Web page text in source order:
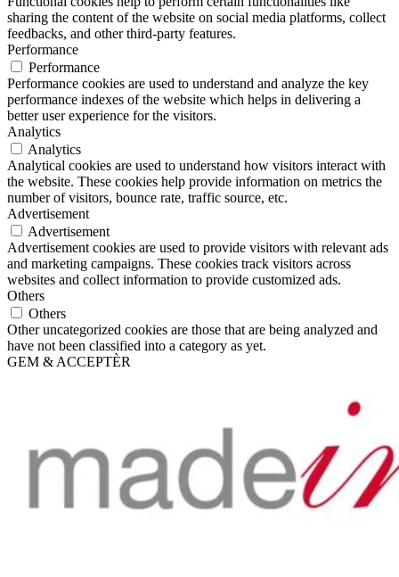
sharing the content of the website on social media platforms, collect
feedbacks, and other third-party features.
Performance
Performance
Performance cookies are used to understand and analyze the key
performance indexes of the website which helps in delivering a
better user experience for the visitors.
Analytics
Analytics
Analytical cookies are used to understand how visitors interact with
the website. These cookies help provide information on metrics the
number of visitors, bounce rate, traffic source, etc.
Advertisement
Advertisement
Advertisement cookies are used to provide visitors with relevant ads
and marketing campaigns. These cookies track visitors across
websites and collect information to provide customized ads.
Others
Others
Other uncategorized cookies are those that are being analyzed and
have not been classified into a category as yet.
GEM & ACCEPTÈR